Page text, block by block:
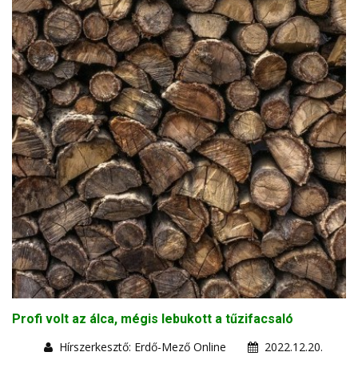
Profi volt az álca, mégis lebukott a tűzifacsaló
Hírszerkesztő: Erdő-Mező Online
2022.12.20.